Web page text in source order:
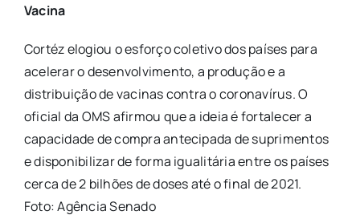
Vacina
Cortéz elogiou o esforço coletivo dos países para
acelerar o desenvolvimento, a produção e a
distribuição de vacinas contra o coronavírus. O
oficial da OMS afirmou que a ideia é fortalecer a
capacidade de compra antecipada de suprimentos
e disponibilizar de forma igualitária entre os países
cerca de 2 bilhões de doses até o final de 2021.
Foto: Agência Senado